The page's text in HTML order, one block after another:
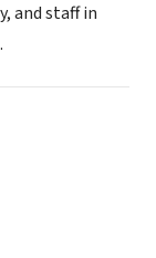
and staff in